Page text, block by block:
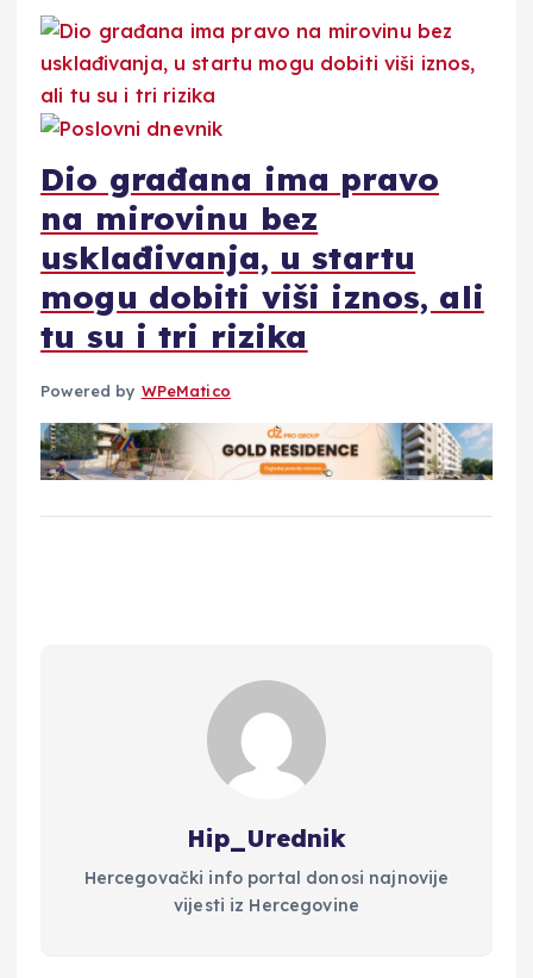
Dio građana ima pravo
na mirovinu bez
usklađivanja, u startu
mogu dobiti viši iznos, ali
tu su i tri rizika
Powered by WPeMatico
Hip_Urednik
Hercegovački info portal donosi najnovije
vijesti iz Hercegovine